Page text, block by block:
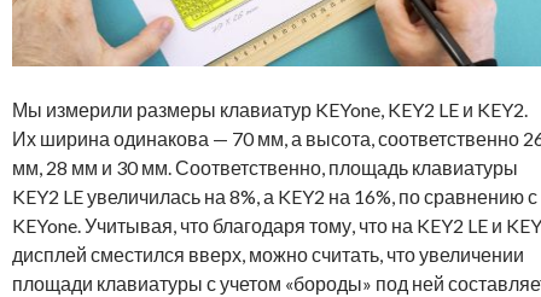
Мы измерили размеры клавиатур KEYone, KEY2 LE и KEY2.
Их ширина одинакова — 70 мм, а высота, соответственно
мм, 28 мм и 30 мм. Соответственно, площадь клавиатуры
KEY2 LE увеличилась на 8%, а KEY2 на 16%, по сравнению с
KEYone. Учитывая, что благодаря тому, что на KEY2 LE и
дисплей сместился вверх, можно считать, что увеличении
площади клавиатуры с учетом «бороды» под ней